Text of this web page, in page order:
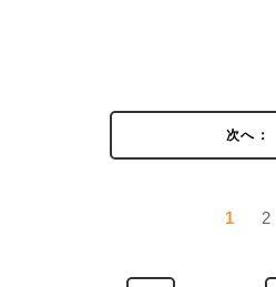
次へ：
1 2